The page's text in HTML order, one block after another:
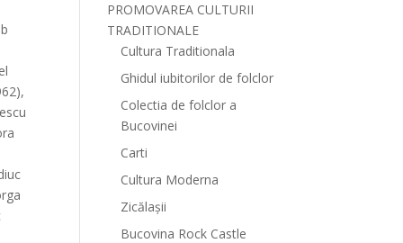
PROMOVAREA CULTURII
TRADITIONALE
Cultura Traditionala
Ghidul iubitorilor de folclor
Colectia de folclor a
Bucovinei
Carti
Cultura Moderna
Zicălașii
Bucovina Rock Castle